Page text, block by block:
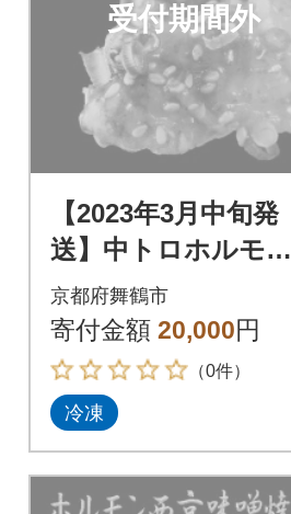
受付期間外
【2023年3月中旬発
送】中トロホルモン
西京味噌焼き 1.2kg
京都府舞鶴市
寄付金額 20,000円
（0件）
冷凍